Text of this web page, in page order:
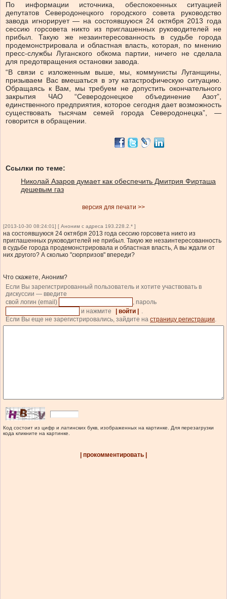
По информации источника, обеспокоенных ситуацией
депутатов Северодонецкого городского совета руководство
завода игнорирует — на состоявшуюся 24 октября 2013 года
сессию горсовета никто из приглашенных руководителей не
прибыл. Такую же незаинтересованность в судьбе города
продемонстрировала и областная власть, которая, по мнению
пресс-службы Луганского обкома партии, ничего не сделала
для предотвращения остановки завода.
“В связи с изложенным выше, мы, коммунисты Луганщины,
призываем Вас вмешаться в эту катастрофическую ситуацию.
Обращаясь к Вам, мы требуем не допустить окончательного
закрытия ЧАО “Северодонецкое объединение Азот”,
единственного предприятия, которое сегодня дает возможность
существовать тысячам семей города Северодонецка”, —
говорится в обращении.
Ссылки по теме:
Николай Азаров думает как обеспечить Дмитрия Фирташа
дешевым газ
версия для печати >>
[2013-10-30 08:24:01] [ Аноним с адреса 193.228.2.* ]
на состоявшуюся 24 октября 2013 года сессию горсовета никто из
приглашенных руководителей не прибыл. Такую же незаинтересованность
в судьбе города продемонстрировала и областная власть, А вы ждали от
них другого? А сколько "сюрпризов" впереди?
Что скажете, Аноним?
Если Вы зарегистрированный пользователь и хотите участвовать в
дискуссии — введите
свой логин (email)
, пароль
и нажмите
| войти |
.
Если Вы еще не зарегистрировались, зайдите на страницу регистрации.
Код состоит из цифр и латинских букв, изображенных на картинке. Для перезагрузки
кода кликните на картинке.
| прокомментировать |